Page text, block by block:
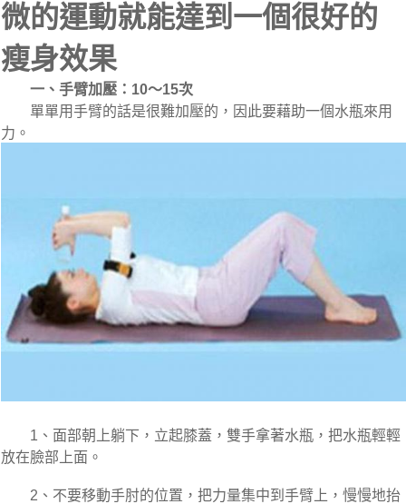
微的運動就能達到一個很好的
瘦身效果
一、手臂加壓：10～15次
單單用手臂的話是很難加壓的，因此要藉助一個水瓶來用
力。
1、面部朝上躺下，立起膝蓋，雙手拿著水瓶，把水瓶輕輕
放在臉部上面。
2、不要移動手肘的位置，把力量集中到手臂上，慢慢地抬